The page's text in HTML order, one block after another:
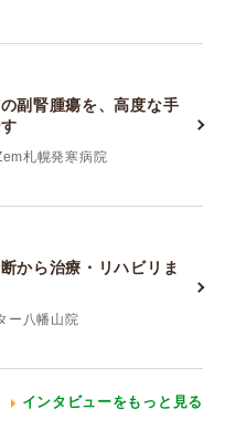
副腎腫瘍を、高度な手
札幌発寒病院
から治療・リハビリま
ー八幡山院
インタビューをもっと見る